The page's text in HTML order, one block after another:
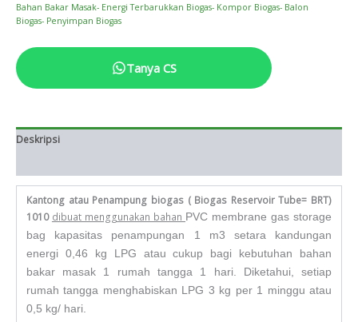
Bahan Bakar Masak- Energi Terbarukkan Biogas- Kompor Biogas- Balon
Biogas- Penyimpan Biogas
Tanya CS
Deskripsi
Kantong atau Penampung biogas ( Biogas Reservoir Tube= BRT)
1010 dibuat menggunakan bahan PVC membrane gas storage
bag kapasitas penampungan 1 m3 setara kandungan
energi 0,46 kg LPG atau cukup bagi kebutuhan bahan
bakar masak 1 rumah tangga 1 hari. Diketahui, setiap
rumah tangga menghabiskan LPG 3 kg per 1 minggu atau
0,5 kg/ hari.